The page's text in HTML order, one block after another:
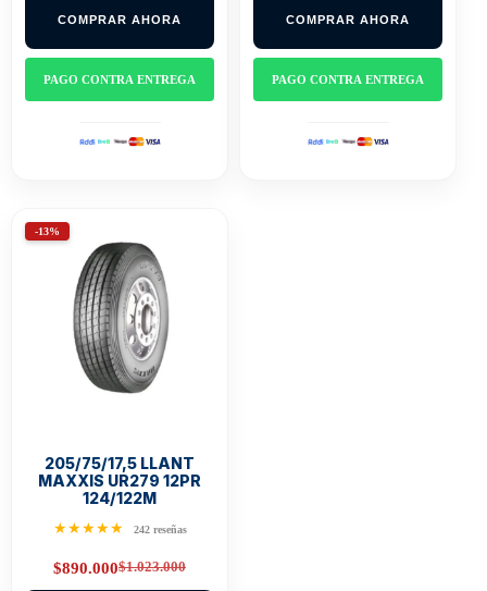
$713.000.
$619.900.
COMPRAR AHORA
PAGO CONTRA ENTREGA
$747.000.
$649.900.
COMPRAR AHORA
PAGO CONTRA ENTREGA
-13%
205/75/17,5 LLANT
MAXXIS UR279 12PR
124/122M
★★★★★ 242 reseñas
$1.023.000
Original
$890.000Current